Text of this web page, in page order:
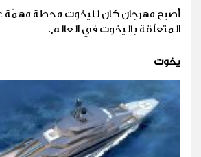
أصبح مهرجان كان لليخوت محطة مهمّة
المتعلّقة باليخوت في العالم.
يخوت